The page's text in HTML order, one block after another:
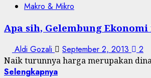
Makro & Mikro
Apa sih, Gelembung Ekonomi
Aldi Gozali September 2, 2013 2
Naik turunnya harga merupakan
Selengkapnya